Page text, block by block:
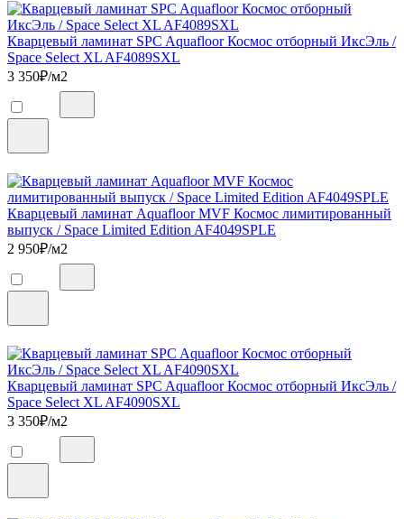
Кварцевый ламинат SPC Aquafloor Космос отборный ИксЭль /
Space Select XL AF4089SXL
3 350₽/м2
Кварцевый ламинат Aquafloor MVF Космос лимитированный
выпуск / Space Limited Edition AF4049SPLE
2 950₽/м2
Кварцевый ламинат SPC Aquafloor Космос отборный ИксЭль /
Space Select XL AF4090SXL
3 350₽/м2